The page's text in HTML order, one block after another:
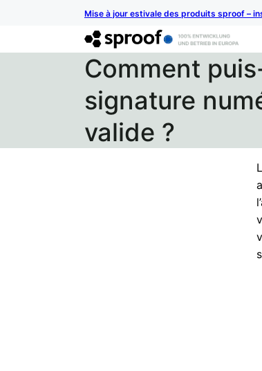
Mise à jour estivale des produits sproof –
Comment
signature
valide ?